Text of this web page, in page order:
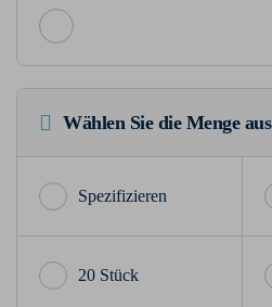
Wählen Sie die Menge aus
20 Stück